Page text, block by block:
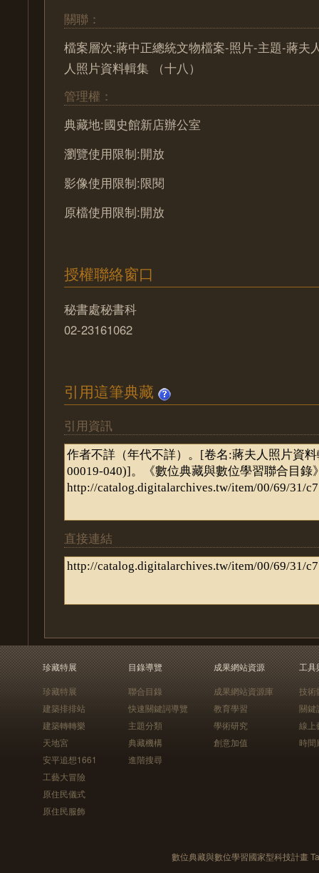
關聯：
檔案層次:蔣中正總統文物檔案-照片-主題-蔣夫
人照片資料輯集 （十八）
管理權：
典藏地:國史館新店辦公室
瀏覽使用限制:開放
影像使用限制:限閱
原檔使用限制:開放
授權聯絡窗口
秘書處秘書科
02-23161062
引用這筆典藏
引用資訊
直接連結
珍藏特展
珍藏特展
建築排排站
建築轉轉樂
天地宮
安平追想1661
工藝大冒險
原住民儀式
原住民服飾
目錄導覽
聯合目錄
快速關鍵詞導覽
主題分類
典藏機構
進階搜尋
成果網站資源
成果網站資源庫
教育學習
學術研究
創意加值
工具
技術
關鍵
線上
時間
數位典藏與數位學習國家型科技計畫